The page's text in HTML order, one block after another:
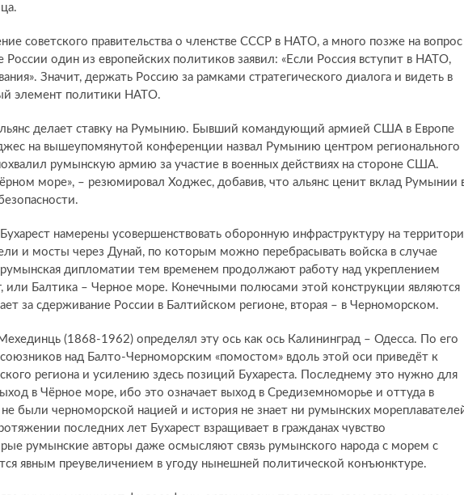
советского правительства о членстве СССР в НАТО, а много позже на вопрос
России один из европейских политиков заявил: «Если Россия вступит в НАТО,
Значит, держать Россию за рамками стратегического диалога и видеть в
элемент политики НАТО.
делает ставку на Румынию. Бывший командующий армией США в Европе
на вышеупомянутой конференции назвал Румынию центром регионального
румынскую армию за участие в военных действиях на стороне США.
море», – резюмировал Ходжес, добавив, что альянс ценит вклад Румынии
намерены усовершенствовать оборонную инфраструктуру на
и мосты через Дунай, по которым можно перебрасывать войска в случае
дипломатии тем временем продолжают работу над укреплением
или Балтика – Черное море. Конечными полюсами этой конструкции являются
за сдерживание России в Балтийском регионе, вторая – в Черноморском.
(1868-1962) определял эту ось как ось Калининград – Одесса. По его
над Балто-Черноморским «помостом» вдоль этой оси приведёт к
региона и усилению здесь позиций Бухареста. Последнему это нужно для
в Чёрное море, ибо это означает выход в Средиземноморье и оттуда в
были черноморской нацией и история не знает ни румынских
последних лет Бухарест взращивает в гражданах чувство
румынские авторы даже осмысляют связь румынского народа с морем с
явным преувеличением в угоду нынешней политической конъюнктуре.